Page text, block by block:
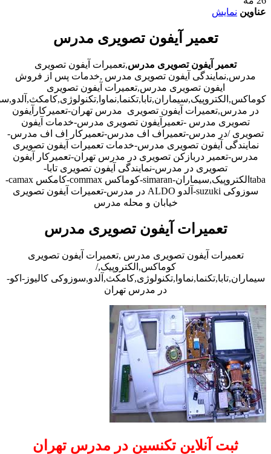
عناوین نمایش
تعمیر آیفون تصویری مدرس
تعمیر آیفون تصویری مدرس,تعمیرات آیفون تصویری
مدرس,نمایندگی آیفون تصویری مدرس ,خدمات پس از فروش
ایفون تصویری مدرس,تعمیرات آیفون تصویری
در مدرس,تعمیرات آیفون تصویری مدرس تهران-تعمیرکارآیفون
تصویری مدرس -تعمیرآیفون تصویری مدرس-خدمات آیفون
تصویری /در مدرس-تعمیراف اف مدرس-تعمیرکار اف اف مدرس-
نمایندگی آیفون تصویری مدرس-خدمات تعمیرات آیفون تصویری
مدرس-تعمیر دربازکن تصویری در مدرس تهران-تعمیرکار آیفون
تصویری در مدرس-نمایندگی آیفون تصویری تابا-
tabaالکتروپیک,سیماران-simaran-کوماکس commax-کامکس camax-
سوزوکی suzuki-آلدو ALDO در مدرس-تعمیرات آیفون تصویری
خیابان و محله مدرس
تعمیرات آیفون تصویری مدرس
تعمیرات آیفون تصویری مدرس ,تعمیرات آیفون تصویری
کوماکس,الکتروپیک,/
سیماران,تابا,تکنما,نماوا,تکنولوژی,کامکث,آلدو,سوزوکی کالیوز-اکو-
در مدرس تهران
ثبت آنلاین تکنسین در مدرس تهران